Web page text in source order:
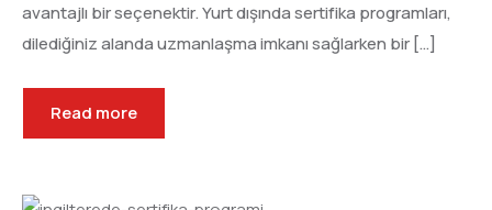
avantajlı bir seçenektir. Yurt dışında sertifika programları,
dilediğiniz alanda uzmanlaşma imkanı sağlarken bir […]
Read more